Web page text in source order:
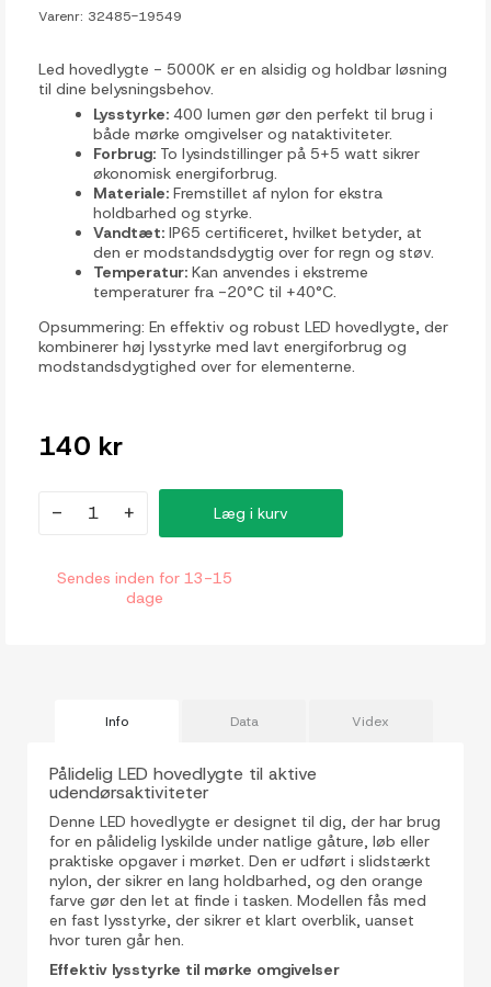
Varenr: 32485-19549
Led hovedlygte - 5000K er en alsidig og holdbar løsning
til dine belysningsbehov.
Lysstyrke: 400 lumen gør den perfekt til brug i
både mørke omgivelser og nataktiviteter.
Forbrug: To lysindstillinger på 5+5 watt sikrer
økonomisk energiforbrug.
Materiale: Fremstillet af nylon for ekstra
holdbarhed og styrke.
Vandtæt: IP65 certificeret, hvilket betyder, at
den er modstandsdygtig over for regn og støv.
Temperatur: Kan anvendes i ekstreme
temperaturer fra -20°C til +40°C.
Opsummering: En effektiv og robust LED hovedlygte, der
kombinerer høj lysstyrke med lavt energiforbrug og
modstandsdygtighed over for elementerne.
140 kr
- + Læg i kurv
Sendes inden for 13-15
dage
Info Data Videx
Pålidelig LED hovedlygte til aktive
udendørsaktiviteter
Denne LED hovedlygte er designet til dig, der har brug
for en pålidelig lyskilde under natlige gåture, løb eller
praktiske opgaver i mørket. Den er udført i slidstærkt
nylon, der sikrer en lang holdbarhed, og den orange
farve gør den let at finde i tasken. Modellen fås med
en fast lysstyrke, der sikrer et klart overblik, uanset
hvor turen går hen.
Effektiv lysstyrke til mørke omgivelser